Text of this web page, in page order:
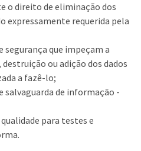
o direito de eliminação dos
expressamente requerida pela
segurança que impeçam a
ou adição dos dados
a fazê-lo;
salvaguarda de informação -
para testes e